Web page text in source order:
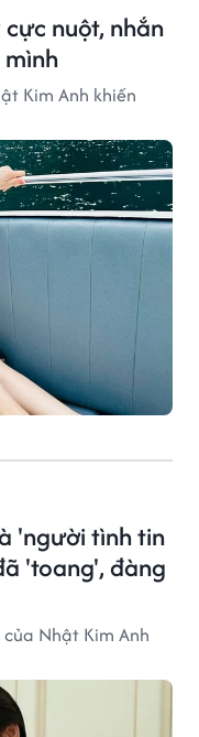
nuột, nhắn
Kim Anh khiến
'người tình tin
'toang', đàng
Nhật Kim Anh